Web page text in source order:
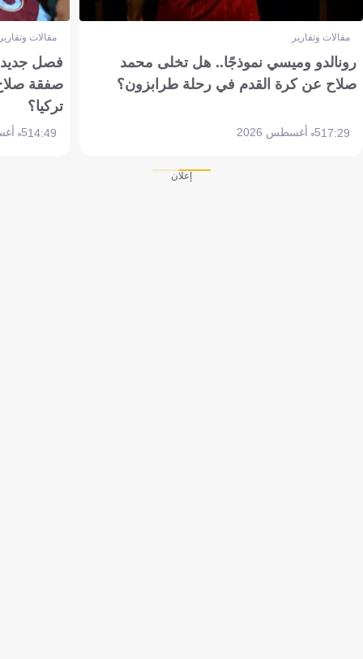
مقالات وتقارير
رونالدو وميسي نموذجًا.. هل تخلى محمد
صلاح عن كرة القدم في رحلة طرابزون؟
17:295 أغسطس 2026
مقالات
فصل جديد
صفقة
تركيا؟
14:495 أغسطس 2026
إعلان